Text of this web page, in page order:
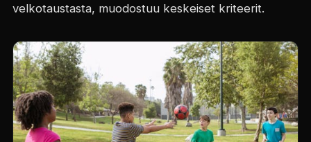
velkotaustasta, muodostuu keskeiset kriteerit.